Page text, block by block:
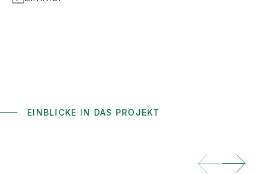
EINBLICKE IN DAS PROJEKT